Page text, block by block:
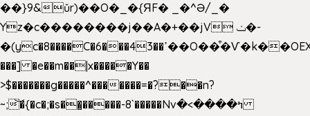
��}9&ǔr)��O�_�{ЯF� _�^Ə/_�
Yz�c��������j��A�+��jV ݖ�-
�(yc�8����C�6���43��ߴ��O��͒�Ѵ�k��OEX�2�,�)�t��@���aw����;�׷o�_��2�sy��.�=W�n��߃�{4��ߑ��i�8V6v4W�9��s���g�
���] �e��m��|x�����Y��
>$�������g�����^�������=�?��n?
~;͝�{�c�;�s��̺�����-8`�����Nvߤ����>�